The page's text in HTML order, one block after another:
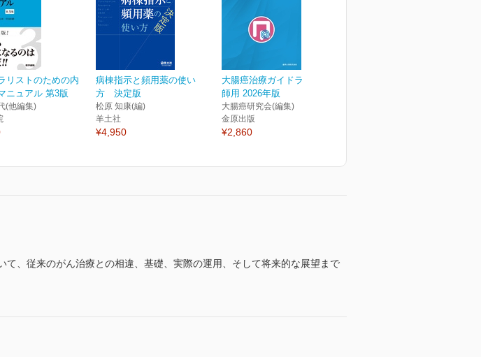
リストのための内
ニュアル 第3版
(他編集)
病棟指示と頻用薬の使い
方 決定版
松原 知康(編)
羊土社
¥4,950
大腸癌治療ガイドライン 医
師用 2026年版
大腸癌研究会(編集)
金原出版
¥2,860
、従来のがん治療との相違、基礎、実際の運用、そして将来的な展望まで